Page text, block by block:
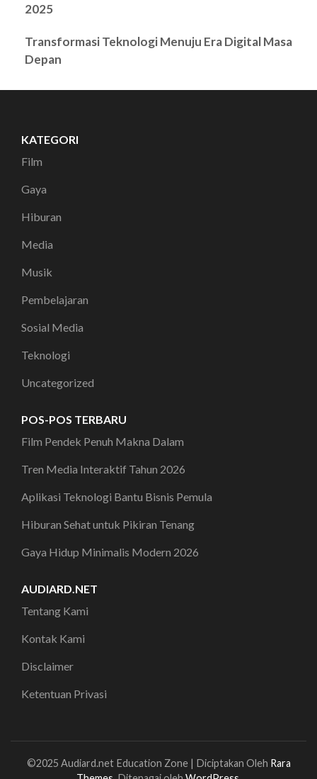
2025
Transformasi Teknologi Menuju Era Digital Masa
Depan
KATEGORI
Film
Gaya
Hiburan
Media
Musik
Pembelajaran
Sosial Media
Teknologi
Uncategorized
POS-POS TERBARU
Film Pendek Penuh Makna Dalam
Tren Media Interaktif Tahun 2026
Aplikasi Teknologi Bantu Bisnis Pemula
Hiburan Sehat untuk Pikiran Tenang
Gaya Hidup Minimalis Modern 2026
AUDIARD.NET
Tentang Kami
Kontak Kami
Disclaimer
Ketentuan Privasi
©2025 Audiard.net Education Zone | Diciptakan Oleh Rara